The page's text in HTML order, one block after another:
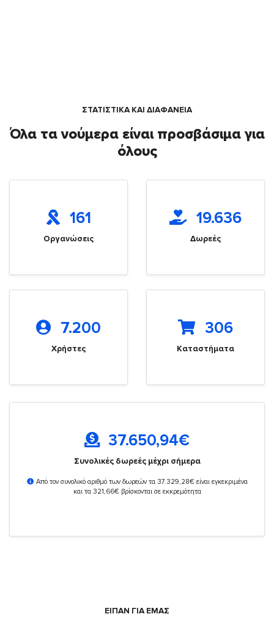
ΣΤΑΤΙΣΤΙΚΑ ΚΑΙ ΔΙΑΦΑΝΕΙΑ
Όλα τα νούμερα είναι προσβάσιμα για
όλους
161
Οργανώσεις
19.636
Δωρεές
7.200
Χρήστες
306
Καταστήματα
37.650,94€
Συνολικές δωρεές μέχρι σήμερα
Από τον συνολικό αριθμό των δωρεών τα 37.329,28€ είναι εγκεκριμένα
και τα 321,66€ βρίσκονται σε εκκρεμότητα
ΕΙΠΑΝ ΓΙΑ ΕΜΑΣ